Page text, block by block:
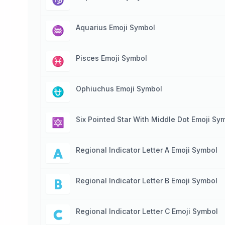
♒️ Aquarius Emoji Symbol
♓️ Pisces Emoji Symbol
⛎ Ophiuchus Emoji Symbol
🔯 Six Pointed Star With Middle Dot Emoji
🇦 Regional Indicator Letter A Emoji Symbol
🇧 Regional Indicator Letter B Emoji Symbol
🇨 Regional Indicator Letter C Emoji Symbol